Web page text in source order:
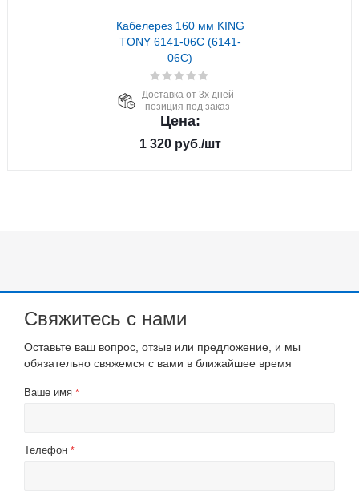
Кабелерез 160 мм KING
TONY 6141-06C (6141-
06C)
Доставка от 3х дней
позиция под заказ
Цена:
1 320руб./шт
Свяжитесь с нами
Оставьте ваш вопрос, отзыв или предложение, и мы
обязательно свяжемся с вами в ближайшее время
Ваше имя *
Телефон *